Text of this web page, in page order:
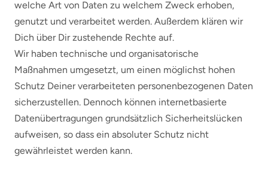
welche Art von Daten zu welchem Zweck erhoben,
genutzt und verarbeitet werden. Außerdem klären wir
Dich über Dir zustehende Rechte auf.
Wir haben technische und organisatorische
Maßnahmen umgesetzt, um einen möglichst hohen
Schutz Deiner verarbeiteten personenbezogenen Daten
sicherzustellen. Dennoch können internetbasierte
Datenübertragungen grundsätzlich Sicherheitslücken
aufweisen, so dass ein absoluter Schutz nicht
gewährleistet werden kann.